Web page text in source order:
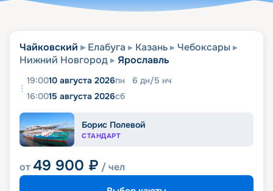
Чайковский Елабуга Казань
Чебоксары
Нижний Новгород
Ярославль
19:0010 августа 2026пн 6 дн/5 нч
16:0015 августа 2026сб
Борис Полевой
СТАНДАРТ
от49 900 ₽ / чел